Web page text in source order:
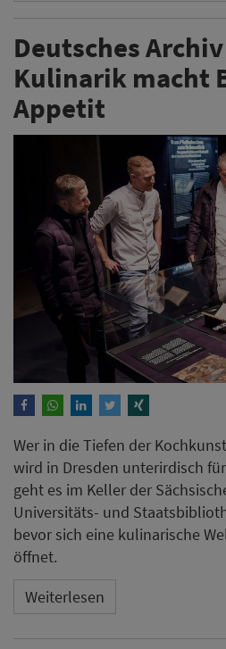
Deutsches
Kulinarik macht
Appetit
Wer in die Tiefen der
wird in Dresden unterirdisch
geht es im Keller der
Universitäts- und
bevor sich eine kulinarische
öffnet.
Weiterlesen